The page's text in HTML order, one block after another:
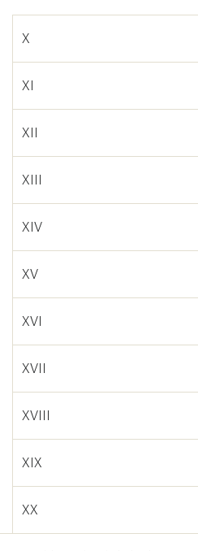
X
XI
XII
XIII
XIV
XV
XVI
XVII
XVIII
XIX
XX